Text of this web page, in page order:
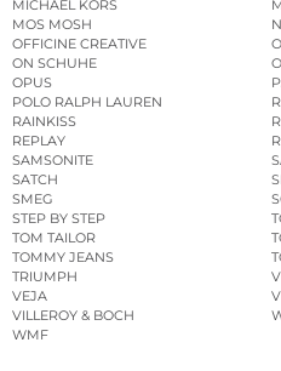
MICHAEL KORS
MOS MOSH
OFFICINE CREATIVE
ON SCHUHE
OPUS
POLO RALPH LAUREN
RAINKISS
REPLAY
SAMSONITE
SATCH
SMEG
STEP BY STEP
TOM TAILOR
TOMMY JEANS
TRIUMPH
VEJA
VILLEROY & BOCH
WMF